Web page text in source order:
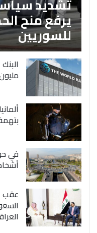
يرفع منح
للسوريين
في
عقب